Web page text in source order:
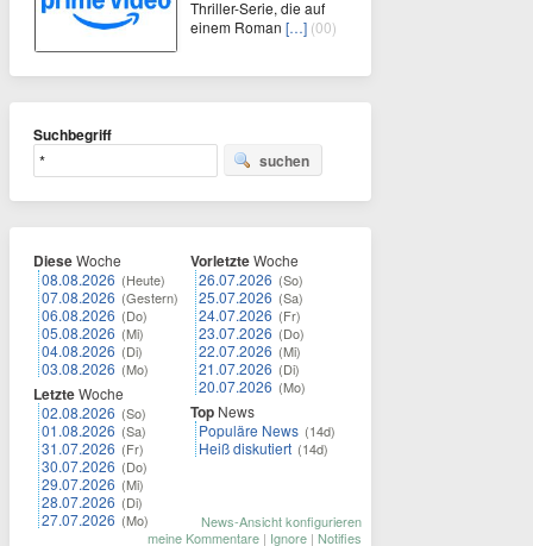
Thriller-Serie, die auf
einem Roman […] (00)
Suchbegriff
suchen
DieseWoche
08.08.2026 (Heute)
07.08.2026 (Gestern)
06.08.2026 (Do)
05.08.2026 (Mi)
04.08.2026 (Di)
03.08.2026 (Mo)
LetzteWoche
02.08.2026 (So)
01.08.2026 (Sa)
31.07.2026 (Fr)
30.07.2026 (Do)
29.07.2026 (Mi)
28.07.2026 (Di)
27.07.2026 (Mo)
VorletzteWoche
26.07.2026 (So)
25.07.2026 (Sa)
24.07.2026 (Fr)
23.07.2026 (Do)
22.07.2026 (Mi)
21.07.2026 (Di)
20.07.2026 (Mo)
Top News
Populäre News (14d)
Heiß diskutiert (14d)
News-Ansicht konfigurieren
meine Kommentare | Ignore | Notifies